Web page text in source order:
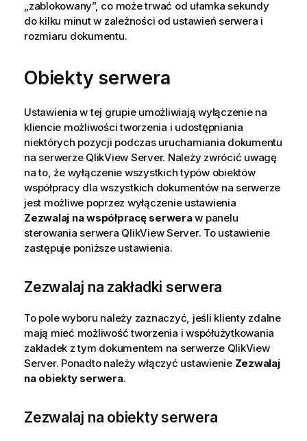
„zablokowany”, co może trwać od ułamka sekundy
do kilku minut w zależności od ustawień serwera i
rozmiaru dokumentu.
Obiekty serwera
Ustawienia w tej grupie umożliwiają wyłączenie na
kliencie możliwości tworzenia i udostępniania
niektórych pozycji podczas uruchamiania dokumentu
na serwerze QlikView Server. Należy zwrócić uwagę
na to, że wyłączenie wszystkich typów obiektów
współpracy dla wszystkich dokumentów na serwerze
jest możliwe poprzez wyłączenie ustawienia
Zezwalaj na współpracę serweraw panelu
sterowania serwera QlikView Server. To ustawienie
zastępuje poniższe ustawienia.
Zezwalaj na zakładki serwera
To pole wyboru należy zaznaczyć, jeśli klienty zdalne
mają mieć możliwość tworzenia i współużytkowania
zakładek z tym dokumentem na serwerze QlikView
Server. Ponadto należy włączyć ustawienie Zezwalaj
na obiekty serwera.
Zezwalaj na obiekty serwera